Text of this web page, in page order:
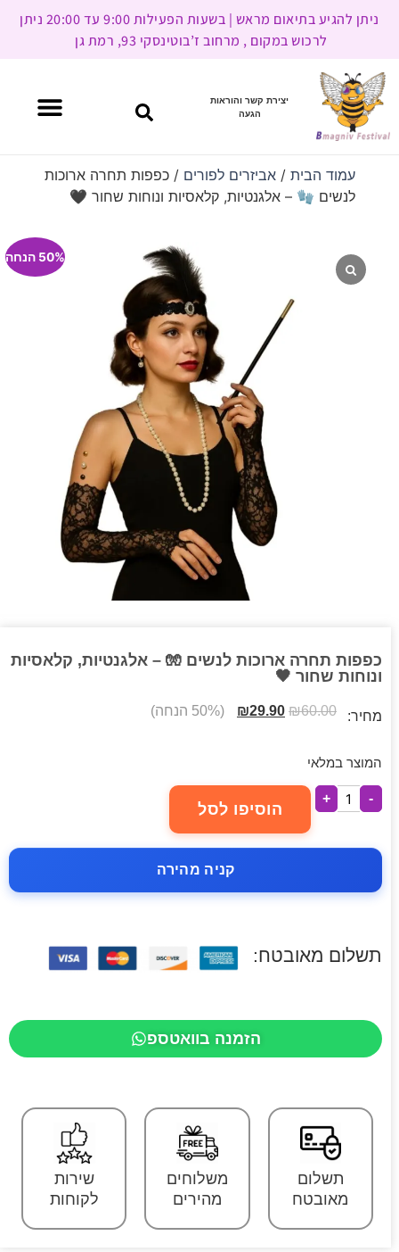
ניתן להגיע בתיאום מראש | בשעות הפעילות 9:00 עד 20:00 ניתן
לרכוש במקום , מרחוב ז’בוטינסקי 93, רמת גן
יצירת קשר והוראות
הגעה
עמוד הבית/ אביזרים לפורים / כפפות תחרה ארוכות
לנשים 🧤 – אלגנטיות, קלאסיות ונוחות שחור 🖤
50% הנחה
כפפות תחרה ארוכות לנשים 🧤 – אלגנטיות, קלאסיות
ונוחות שחור 🖤
מחיר: ₪60.00
₪29.90 (50% הנחה)
המוצר במלאי
-
+
הוסיפו לסל
קניה מהירה
תשלום מאובטח:
הזמנה בוואטספ
תשלום
מאובטח
משלוחים
מהירים
שירות
לקוחות